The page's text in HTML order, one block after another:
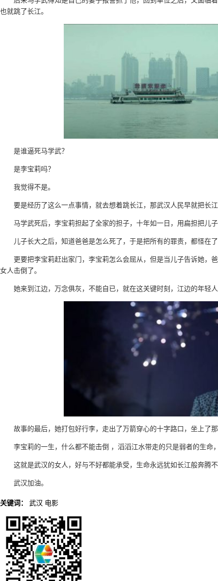
也就跳了长江。
是谁逼死马学武？
是李宝莉吗？
我觉得不是。
要是经历了这么一点事情，就去想着跳长江，那武汉人民早就把长
马学武死后，李宝莉担起了全家的担子，十年如一日，用扁担把儿
儿子长大之后，知道爸爸是怎么死了，于是把所有的罪责，都怪在
更要把李宝莉赶出家门，李宝莉怎么会屈从，但是当儿子告诉她，
女人击倒了。
她来到江边，万念俱灰，不能自已，就在这关键时刻，江边的年轻
故事的最后，她打包好行李，走出了万箭穿心的十字路口，坐上了
李宝莉的一生，什么都不能击倒 ，滔滔江水带走的只是弱者的生命
这就是武汉的女人，好与不好都能承受，生命永远犹如长江般奔腾
武汉加油。
关键词： 武汉 电影